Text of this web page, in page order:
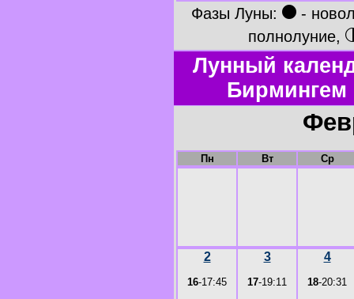
Фазы Луны: ● -
полнолуние,
Лунный
Бирмингем
Пн Вт Ср
2
16-17:45
3
17-19:11
4
18-20:31